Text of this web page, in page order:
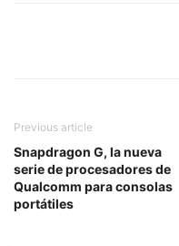
Previous article
Snapdragon G, la nueva
serie de procesadores de
Qualcomm para consolas
portátiles